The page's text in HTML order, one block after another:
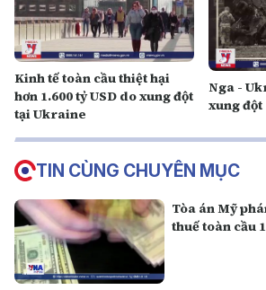
Kinh tế toàn cầu thiệt hại
hơn 1.600 tỷ USD do xung đột
tại Ukraine
Nga -
xung đột
TIN CÙNG CHUYÊN MỤC
Tòa án Mỹ
thuế toàn cầu